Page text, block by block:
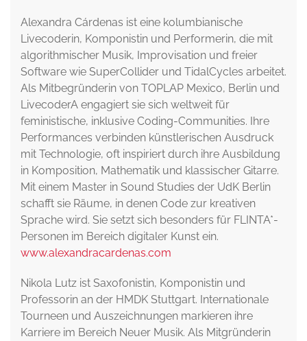
Alexandra Cárdenas ist eine kolumbianische
Livecoderin, Komponistin und Performerin, die mit
algorithmischer Musik, Improvisation und freier
Software wie SuperCollider und TidalCycles arbeitet.
Als Mitbegründerin von TOPLAP Mexico, Berlin und
LivecoderA engagiert sie sich weltweit für
feministische, inklusive Coding-Communities. Ihre
Performances verbinden künstlerischen Ausdruck
mit Technologie, oft inspiriert durch ihre Ausbildung
in Komposition, Mathematik und klassischer Gitarre.
Mit einem Master in Sound Studies der UdK Berlin
schafft sie Räume, in denen Code zur kreativen
Sprache wird. Sie setzt sich besonders für FLINTA*-
Personen im Bereich digitaler Kunst ein.
www.alexandracardenas.com
Nikola Lutz ist Saxofonistin, Komponistin und
Professorin an der HMDK Stuttgart. Internationale
Tourneen und Auszeichnungen markieren ihre
Karriere im Bereich Neuer Musik. Als Mitgründerin